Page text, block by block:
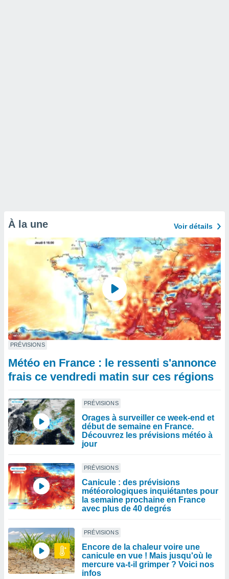
À la une Voir détails
PRÉVISIONS
Météo en France : le ressenti s'annonce
frais ce vendredi matin sur ces régions
PRÉVISIONS
Orages à surveiller ce week-end et
début de semaine en France.
Découvrez les prévisions météo à
jour
PRÉVISIONS
Canicule : des prévisions
météorologiques inquiétantes pour
la semaine prochaine en France
avec plus de 40 degrés
PRÉVISIONS
Encore de la chaleur voire une
canicule en vue ! Mais jusqu'où le
mercure va-t-il grimper ? Voici nos
infos